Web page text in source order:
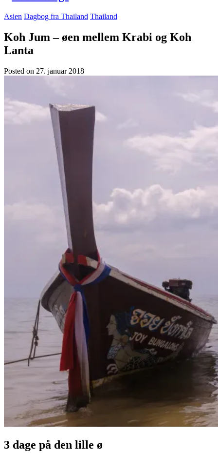
Asien Dagbog fra Thailand Thailand
Koh Jum – øen mellem Krabi og Koh
Lanta
Posted on 27. januar 2018
3 dage på den lille ø